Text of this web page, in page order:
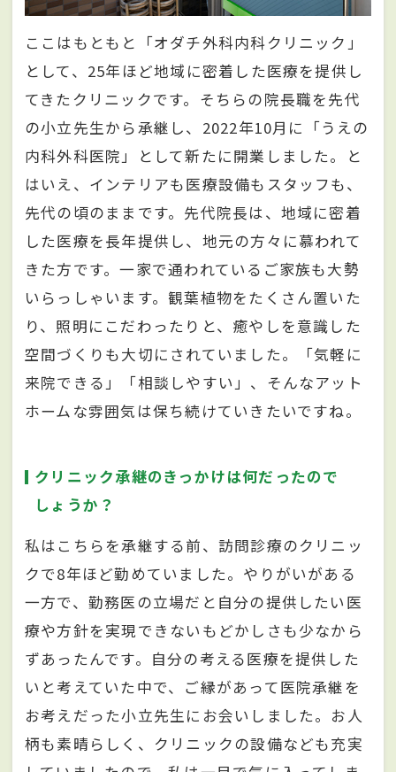
ここはもともと「オダチ外科内科クリニック」
として、25年ほど地域に密着した医療を提供し
てきたクリニックです。そちらの院長職を先代
の小立先生から承継し、2022年10月に「うえの
内科外科医院」として新たに開業しました。と
はいえ、インテリアも医療設備もスタッフも、
先代の頃のままです。先代院長は、地域に密着
した医療を長年提供し、地元の方々に慕われて
きた方です。一家で通われているご家族も大勢
いらっしゃいます。観葉植物をたくさん置いた
り、照明にこだわったりと、癒やしを意識した
空間づくりも大切にされていました。「気軽に
来院できる」「相談しやすい」、そんなアット
ホームな雰囲気は保ち続けていきたいですね。
クリニック承継のきっかけは何だったので
しょうか？
私はこちらを承継する前、訪問診療のクリニッ
クで8年ほど勤めていました。やりがいがある
一方で、勤務医の立場だと自分の提供したい医
療や方針を実現できないもどかしさも少なから
ずあったんです。自分の考える医療を提供した
いと考えていた中で、ご縁があって医院承継を
お考えだった小立先生にお会いしました。お人
柄も素晴らしく、クリニックの設備なども充実